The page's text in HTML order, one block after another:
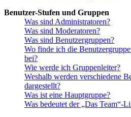
Benutzer-Stufen und Gruppen
Was sind Administratoren?
Was sind Moderatoren?
Was sind Benutzergruppen?
Wo finde ich die
bei?
Wie werde ich Gruppenleiter?
Weshalb werden verschiedene
dargestellt?
Was ist eine Hauptgruppe?
Was bedeutet der „Das Team“-